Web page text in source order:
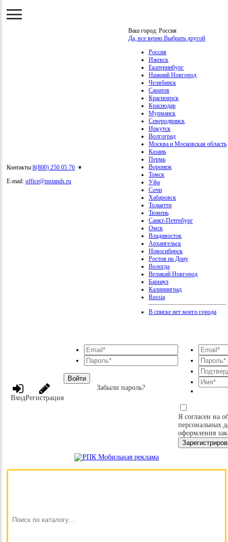
Контакты:8(800) 250 05 76
E-mail: office@mstands.ru
Ваш город: Россия
Да, все верно Выбрать другой
Россия
Ижевск
Екатеринбург
Нижний Новгород
Челябинск
Саратов
Красноярск
Краснодар
Мурманск
Северодвинск
Иркутск
Волгоград
Москва и Московская область
Казань
Пермь
Воронеж
Томск
Уфа
Сочи
Хабаровск
Тольятти
Тюмень
Санкт-Петербург
Омск
Владивосток
Архангельск
Новосибирск
Ростов на Дону
Вологда
Великий Новгород
Барнаул
Калининград
Russia
В списке нет моего города
ВходРегистрация
Войти
Забыли пароль?
Я согласен на
персональных
оформления